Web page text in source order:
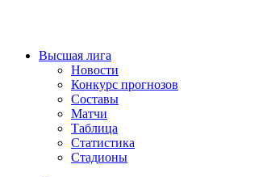
Высшая лига
Новости
Конкурс прогнозов
Составы
Матчи
Таблица
Статистика
Стадионы